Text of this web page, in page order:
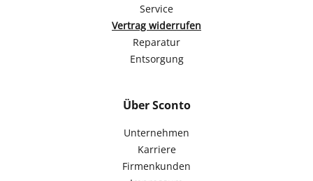
Service
Vertrag widerrufen
Reparatur
Entsorgung
Über Sconto
Unternehmen
Karriere
Firmenkunden